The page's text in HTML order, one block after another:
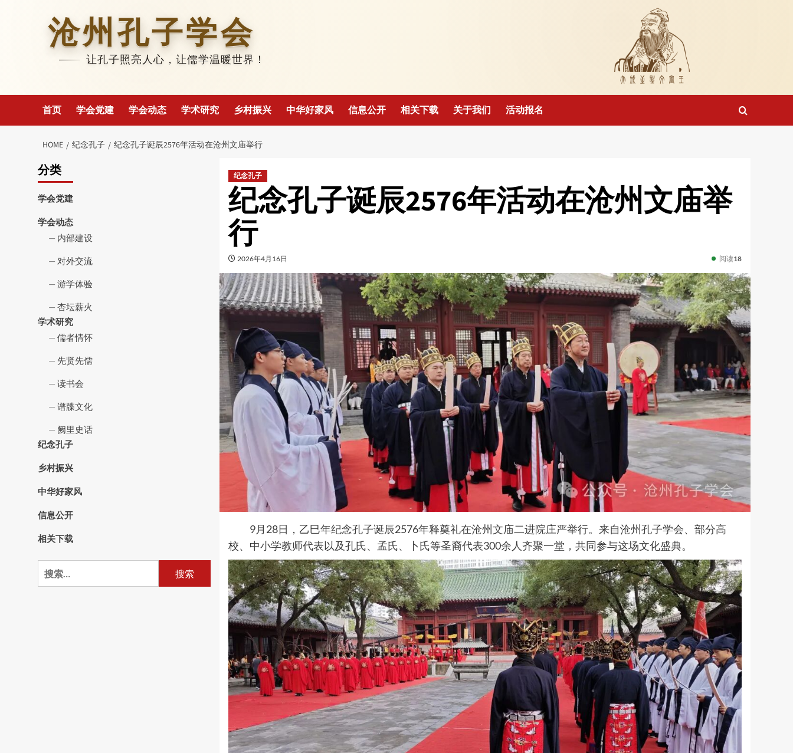
沧州孔子学会
让孔子照亮人心，让儒学温暖世界！
首页 学会党建 学会动态 学术研究 乡村振兴 中华好家风 信息公开 相关下载 关于我们 活动报名
HOME 纪念孔子 纪念孔子诞辰2576年活动在沧州文庙举行
纪念孔子
纪念孔子诞辰2576年活动在沧州文庙举
行
2026年4月16日 阅读18
9月28日，乙巳年纪念孔子诞辰2576年释奠礼在沧州文庙二进院庄严举行。来自沧州孔子学会、部分高
校、中小学教师代表以及孔氏、孟氏、卜氏等圣裔代表300余人齐聚一堂，共同参与这场文化盛典。
分类
学会党建
学会动态
内部建设
对外交流
游学体验
杏坛薪火
学术研究
儒者情怀
先贤先儒
读书会
谱牒文化
阙里史话
纪念孔子
乡村振兴
中华好家风
信息公开
相关下载
搜
索：